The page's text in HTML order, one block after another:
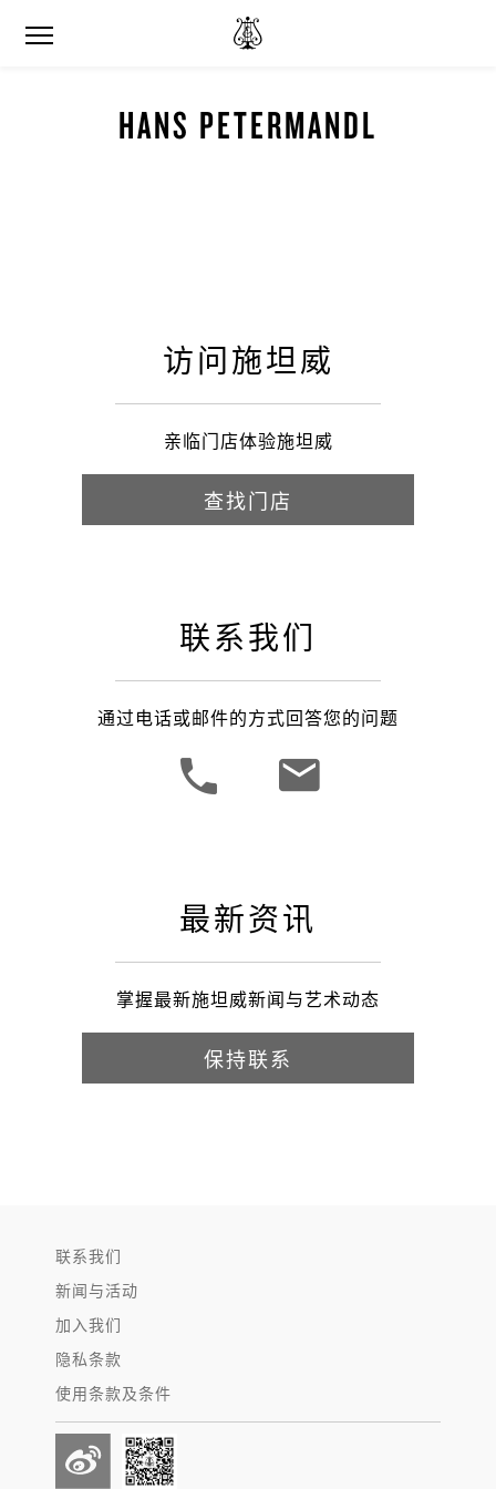
HANS PETERMANDL
访问施坦威
亲临门店体验施坦威
查找门店
联系我们
通过电话或邮件的方式回答您的问题
最新资讯
掌握最新施坦威新闻与艺术动态
保持联系
联系我们
新闻与活动
加入我们
隐私条款
使用条款及条件